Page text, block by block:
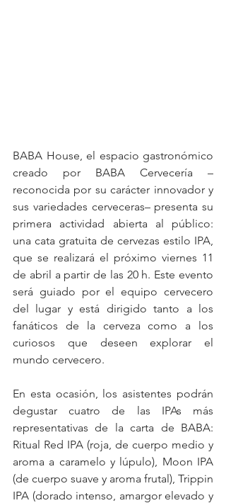
BABA House, el espacio gastronómico
creado por BABA Cervecería –
reconocida por su carácter innovador y
sus variedades cerveceras– presenta su
primera actividad abierta al público:
una cata gratuita de cervezas estilo IPA,
que se realizará el próximo viernes 11
de abril a partir de las 20 h. Este evento
será guiado por el equipo cervecero
del lugar y está dirigido tanto a los
fanáticos de la cerveza como a los
curiosos que deseen explorar el
mundo cervecero.
En esta ocasión, los asistentes podrán
degustar cuatro de las IPAs más
representativas de la carta de BABA:
Ritual Red IPA (roja, de cuerpo medio y
aroma a caramelo y lúpulo), Moon IPA
(de cuerpo suave y aroma frutal), Trippin
IPA (dorado intenso, amargor elevado y